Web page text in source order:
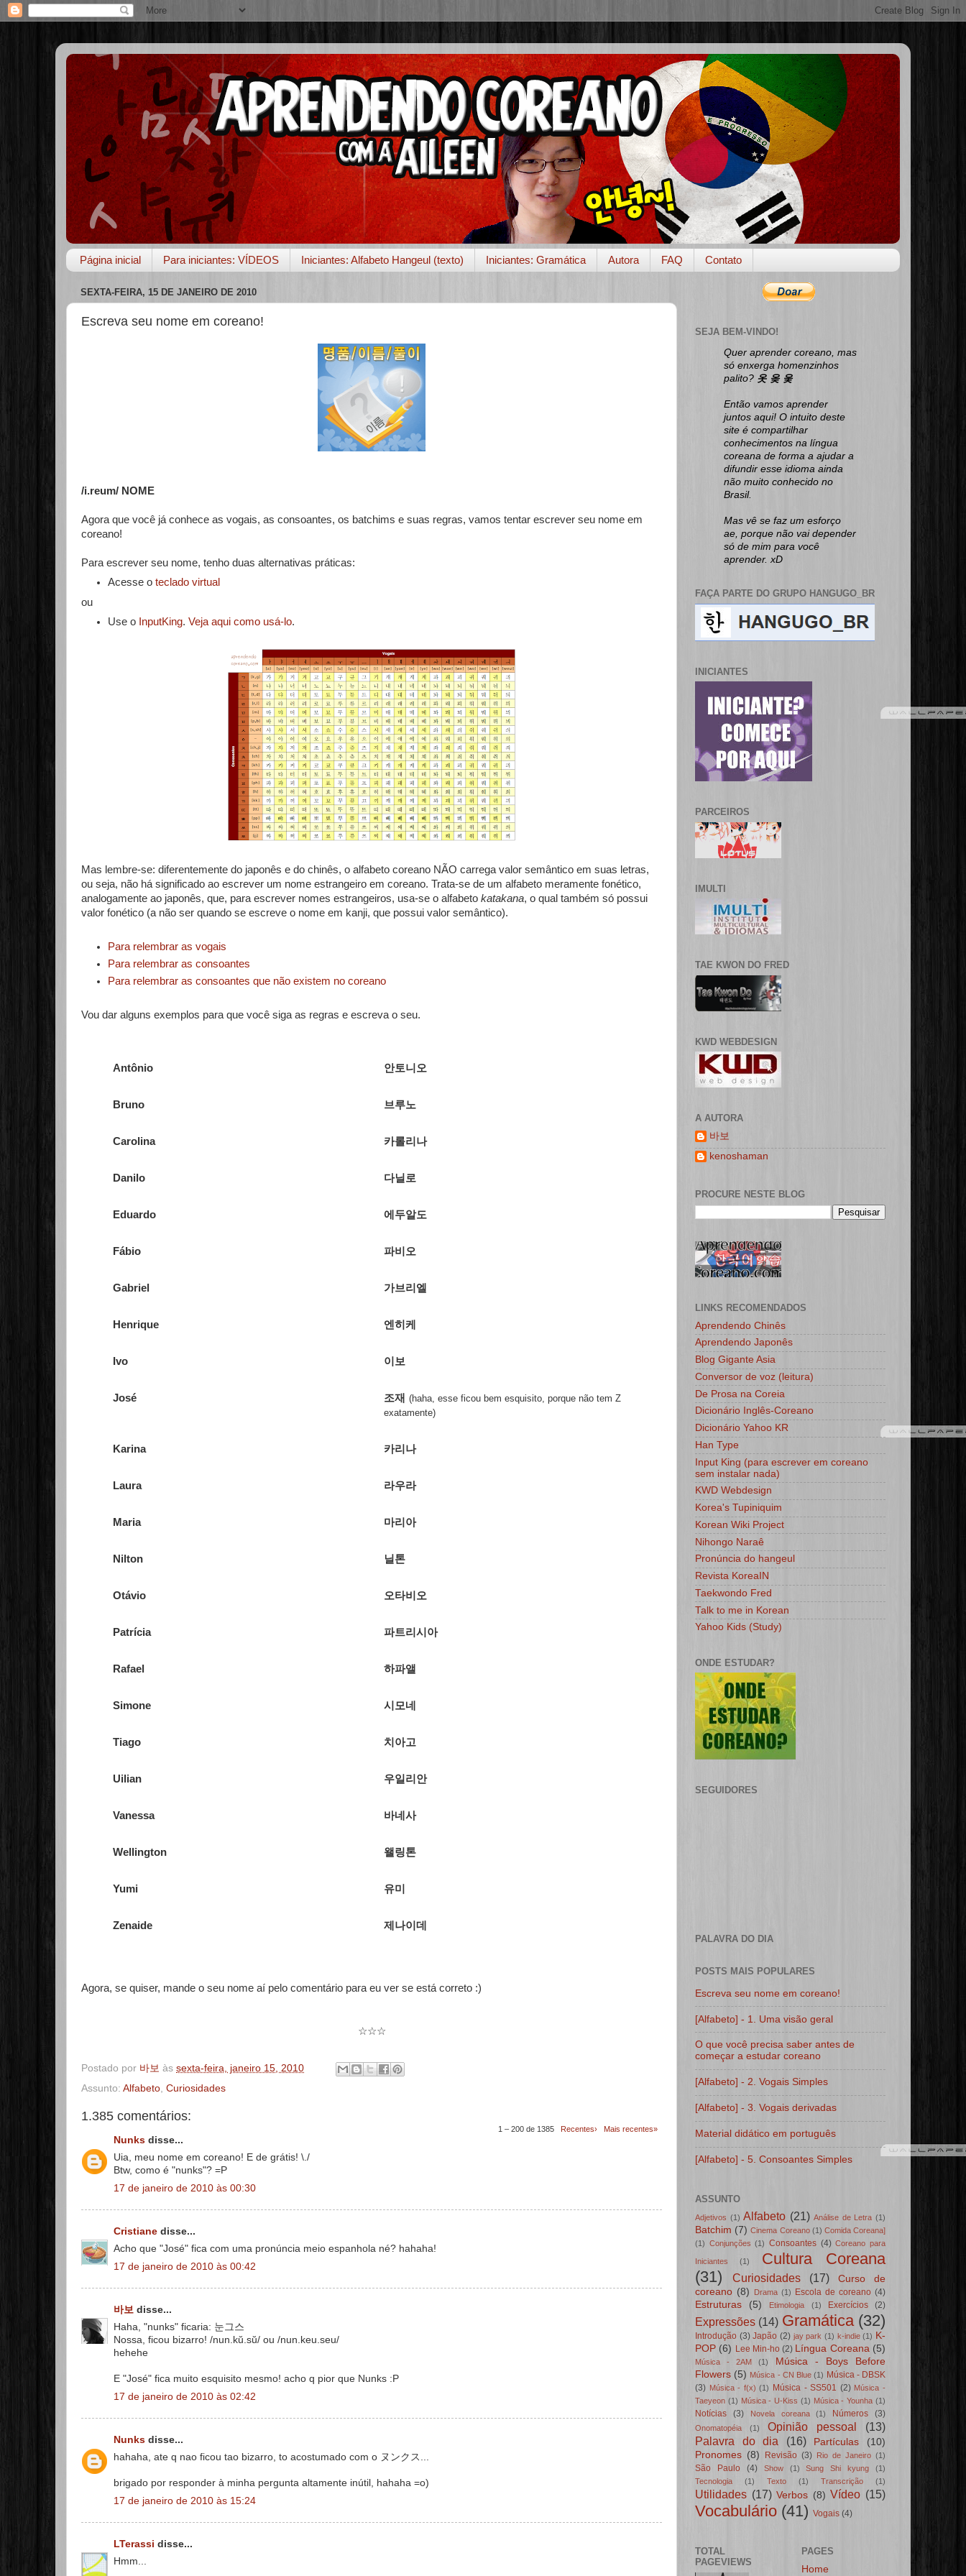
Página inicial Para iniciantes: VÍDEOS Iniciantes: Alfabeto Hangeul (texto) Iniciantes: Gramática Autora FAQ Contato
SEXTA-FEIRA, 15 DE JANEIRO DE 2010
Escreva seu nome em coreano!
/i.reum/ NOME
Agora que você já conhece as vogais, as consoantes, os batchims e suas regras, vamos tentar escrever seu nome em
coreano!
Para escrever seu nome, tenho duas alternativas práticas:
Acesse oteclado virtual
ou
Use o InputKing.Veja aqui como usá-lo.
Mas lembre-se: diferentemente do japonês e do chinês, o alfabeto coreano NÃO carrega valor semântico em suas letras,
ou seja, não há significado ao escrever um nome estrangeiro em coreano. Trata-se de um alfabeto meramente fonético,
analogamente ao japonês, que, para escrever nomes estrangeiros, usa-se o alfabeto katakana, o qual também só possui
valor fonético (a não ser quando se escreve o nome em kanji, que possui valor semântico).
Para relembrar as vogais
Para relembrar as consoantes
Para relembrar as consoantes que não existem no coreano
Vou dar alguns exemplos para que você siga as regras e escreva o seu.
Antônio 안토니오
Bruno 브루노
Carolina 카롤리나
Danilo 다닐로
Eduardo 에두알도
Fábio 파비오
Gabriel 가브리엘
Henrique 엔히케
Ivo 이보
José 조재 (haha, esse ficou bem esquisito, porque não tem Z
exatamente)
Karina 카리나
Laura 라우라
Maria 마리아
Nilton 닐톤
Otávio 오타비오
Patrícia 파트리시아
Rafael 하파앨
Simone 시모네
Tiago 치아고
Uilian 우일리안
Vanessa 바네사
Wellington 왤링톤
Yumi 유미
Zenaide 제나이데
Agora, se quiser, mande o seu nome aí pelo comentário para eu ver se está correto :)
☆☆☆
Postado por 바보 às sexta-feira, janeiro 15, 2010
Assunto: Alfabeto, Curiosidades
1.385 comentários:
1 – 200 de 1385 Recentes› Mais recentes»
Nunks disse...
Uia, meu nome em coreano! E de grátis! \./
Btw, como é "nunks"? =P
17 de janeiro de 2010 às 00:30
Cristiane disse...
Acho que "José" fica com uma pronúncia meio espanhola né? hahaha!
17 de janeiro de 2010 às 00:42
바보 disse...
Haha, "nunks" ficaria: 눈그스
Nossa, ficou bizarro! /nun.kŭ.sŭ/ ou /nun.keu.seu/
hehehe
E "José" fica muito esquisito mesmo! acho q pior que Nunks :P
17 de janeiro de 2010 às 02:42
Nunks disse...
hahaha, ate q nao ficou tao bizarro, to acostumado com o ヌンクス...
brigado por responder à minha pergunta altamente inútil, hahaha =o)
17 de janeiro de 2010 às 15:24
LTerassi disse...
Hmm...
SEJA BEM-VINDO!
Quer aprender coreano, mas
só enxerga homenzinhos
palito? 옷 옺 웆
Então vamos aprender
juntos aqui! O intuito deste
site é compartilhar
conhecimentos na língua
coreana de forma a ajudar a
difundir esse idioma ainda
não muito conhecido no
Brasil.
Mas vê se faz um esforço
ae, porque não vai depender
só de mim para você
aprender. xD
FAÇA PARTE DO GRUPO HANGUGO_BR
INICIANTES
PARCEIROS
IMULTI
TAE KWON DO FRED
KWD WEBDESIGN
A AUTORA
바보
kenoshaman
PROCURE NESTE BLOG
LINKS RECOMENDADOS
Aprendendo Chinês
Aprendendo Japonês
Blog Gigante Asia
Conversor de voz (leitura)
De Prosa na Coreia
Dicionário Inglês-Coreano
Dicionário Yahoo KR
Han Type
Input King (para escrever em coreano
sem instalar nada)
KWD Webdesign
Korea's Tupiniquim
Korean Wiki Project
Nihongo Naraê
Pronúncia do hangeul
Revista KoreaIN
Taekwondo Fred
Talk to me in Korean
Yahoo Kids (Study)
ONDE ESTUDAR?
SEGUIDORES
PALAVRA DO DIA
POSTS MAIS POPULARES
Escreva seu nome em coreano!
[Alfabeto] - 1. Uma visão geral
O que você precisa saber antes de
começar a estudar coreano
[Alfabeto] - 2. Vogais Simples
[Alfabeto] - 3. Vogais derivadas
Material didático em português
[Alfabeto] - 5. Consoantes Simples
ASSUNTO
Adjetivos (1) Alfabeto (21) Análise de Letra (1)
Batchim (7) Cinema Coreano (1) Comida Coreana]
(1) Conjunções (1) Consoantes (4) Coreano para
Iniciantes (1)
Cultura Coreana
(31)
Curiosidades (17)
Curso de
coreano (8) Drama (1) Escola de coreano (4)
Estruturas (5) Etimologia (1) Exercícios (2)
Expressões (14) Gramática (32)
Introdução (3) Japão (2) jay park (1) k-indie (1) K-
POP (6) Lee Min-ho (2) Língua Coreana (5)
Música - 2AM (1)
Música - Boys Before
Flowers (5) Música - CN Blue (1) Música - DBSK
(3) Música - f(x) (1) Música - SS501 (2) Música -
Taeyeon (1) Música - U-Kiss (1) Música - Younha (1)
Notícias (3) Novela coreana (1) Números (3)
Onomatopéia (1) Opinião pessoal
(13)
Palavra do dia
(16) Partículas
(10)
Pronomes (8) Revisão (3) Rio de Janeiro (1)
São Paulo (4) Show (1) Sung Shi kyung
(1)
Tecnologia
(1) Texto (1) Transcrição (1)
Utilidades (17) Verbos (8) Vídeo (15)
Vocabulário (41) Vogais (4)
TOTAL
PAGEVIEWS
PAGES
Home